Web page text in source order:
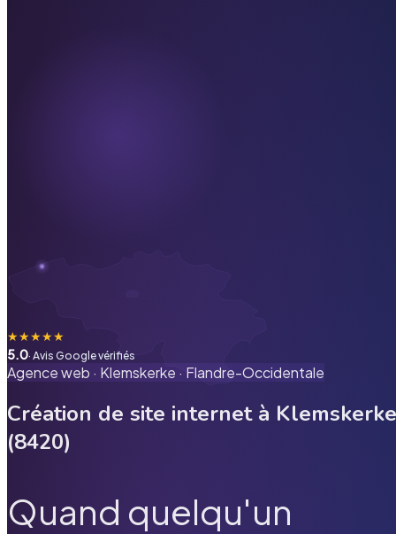
★★★★★
5.0· Avis Google vérifiés
Agence web · Klemskerke · Flandre-Occidentale
Création de site internet à Klemskerke
(8420)
Quand quelqu'un